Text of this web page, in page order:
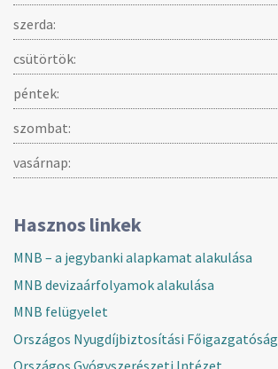
szerda:
csütörtök:
péntek:
szombat:
vasárnap:
Hasznos linkek
MNB – a jegybanki alapkamat alakulása
MNB devizaárfolyamok alakulása
MNB felügyelet
Országos Nyugdíjbiztosítási Főigazgatóság